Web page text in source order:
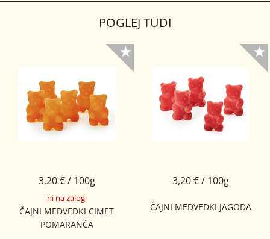
POGLEJ TUDI
ni na zalogi
ČAJNI MEDVEDKI CIMET
POMARANČA
3,20 € / 100g
ČAJNI MEDVEDKI JAGODA
3,20 € / 100g